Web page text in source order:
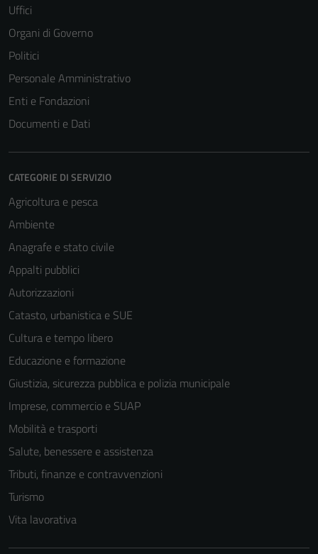
Uffici
Organi di Governo
Politici
Personale Amministrativo
Enti e Fondazioni
Documenti e Dati
CATEGORIE DI SERVIZIO
Agricoltura e pesca
Ambiente
Anagrafe e stato civile
Appalti pubblici
Autorizzazioni
Catasto, urbanistica e SUE
Cultura e tempo libero
Educazione e formazione
Giustizia, sicurezza pubblica e polizia municipale
Imprese, commercio e SUAP
Mobilità e trasporti
Salute, benessere e assistenza
Tributi, finanze e contravvenzioni
Turismo
Vita lavorativa